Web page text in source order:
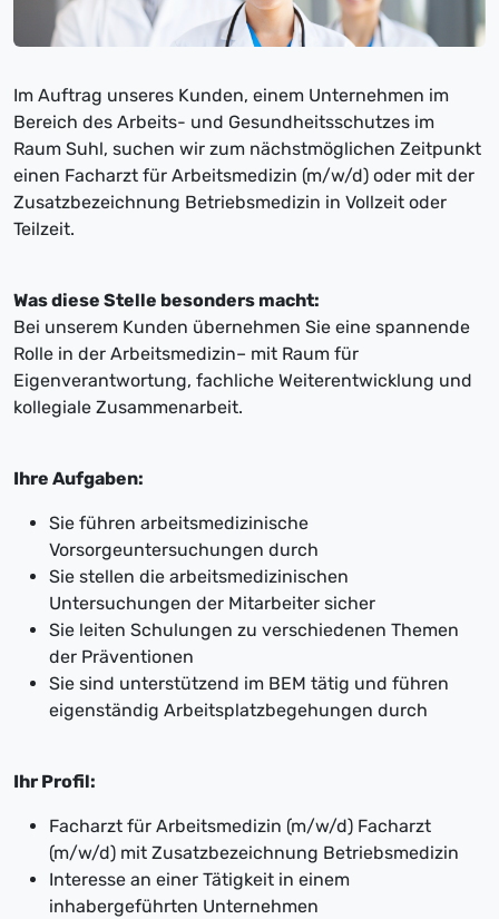
Im Auftrag unseres Kunden, einem Unternehmen im
Bereich des Arbeits- und Gesundheitsschutzes im
Raum Suhl, suchen wir zum nächstmöglichen Zeitpunkt
einen Facharzt für Arbeitsmedizin (m/w/d) oder mit der
Zusatzbezeichnung Betriebsmedizin in Vollzeit oder
Teilzeit.
Was diese Stelle besonders macht:
Bei unserem Kunden übernehmen Sie eine spannende
Rolle in der Arbeitsmedizin– mit Raum für
Eigenverantwortung, fachliche Weiterentwicklung und
kollegiale Zusammenarbeit.
Ihre Aufgaben:
Sie führen arbeitsmedizinische
Vorsorgeuntersuchungen durch
Sie stellen die arbeitsmedizinischen
Untersuchungen der Mitarbeiter sicher
Sie leiten Schulungen zu verschiedenen Themen
der Präventionen
Sie sind unterstützend im BEM tätig und führen
eigenständig Arbeitsplatzbegehungen durch
Ihr Profil:
Facharzt für Arbeitsmedizin (m/w/d) Facharzt
(m/w/d) mit Zusatzbezeichnung Betriebsmedizin
Interesse an einer Tätigkeit in einem
inhabergeführten Unternehmen